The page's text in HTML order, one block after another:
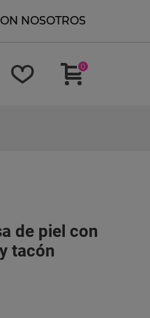
NOSOTROS
0
de piel con
tacón